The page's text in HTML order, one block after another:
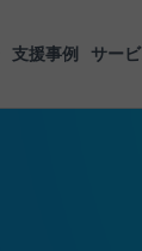
支援事例 サー